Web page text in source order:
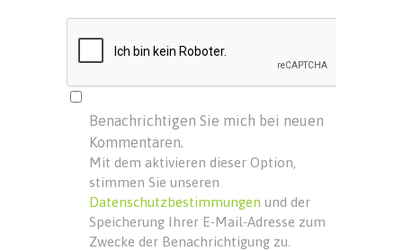
Benachrichtigen Sie mich bei neuen
Kommentaren.
Mit dem aktivieren dieser Option,
stimmen Sie unseren
Datenschutzbestimmungen und der
Speicherung Ihrer E-Mail-Adresse zum
Zwecke der Benachrichtigung zu.